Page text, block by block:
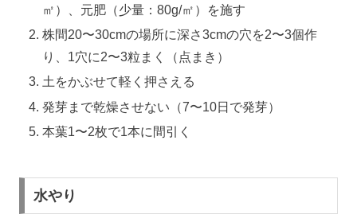
㎡）、元肥（少量：80g/㎡）を施す
株間20〜30cmの場所に深さ3cmの穴を2〜3個作
り、1穴に2〜3粒まく（点まき）
土をかぶせて軽く押さえる
発芽まで乾燥させない（7〜10日で発芽）
本葉1〜2枚で1本に間引く
水やり